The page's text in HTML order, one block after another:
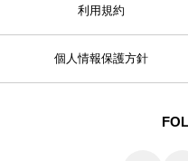
利用規約
個人情報保護方針